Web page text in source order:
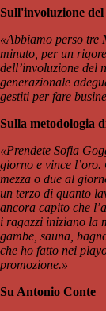
Sull'involuzione
«Abbiamo perso tre
minuto, per un
dell’involuzione del
generazionale
gestiti per fare
Sulla metodologia
«Prendete Sofia
giorno e vince
mezza o due al
un terzo di quanto
ancora capito che
i ragazzi iniziano la
gambe, sauna,
che ho fatto nei
promozione.»
Su Antonio Conte